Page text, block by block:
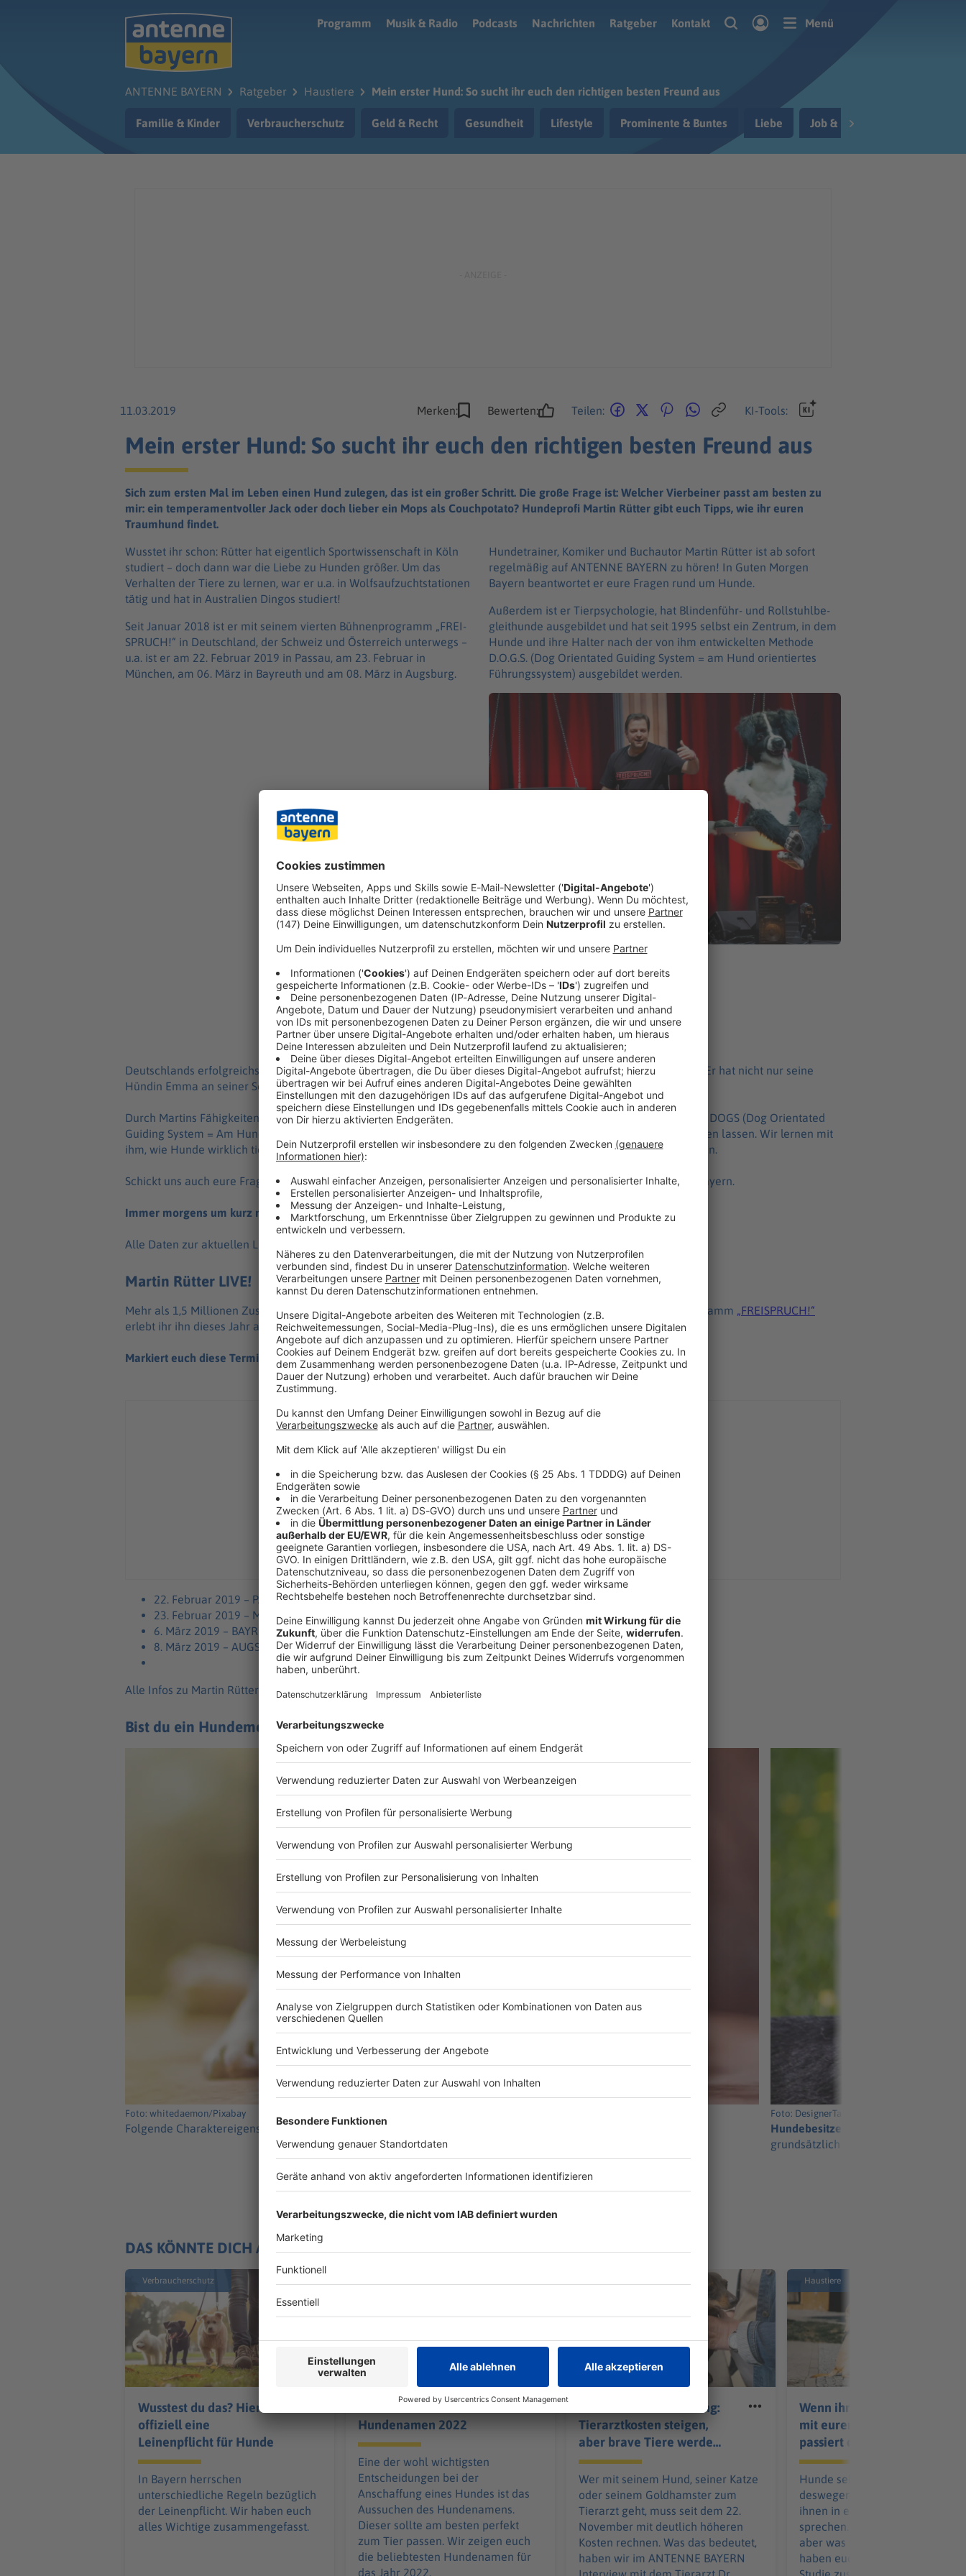
Programm
Musik & Radio Podcasts Nachrichten Ratgeber Kontakt Menü
ANTENNE BAYERN Ratgeber Haustiere Mein erster Hund: So sucht ihr euch den richtigen besten Freund aus
Familie & Kinder Verbraucherschutz Geld & Recht Gesundheit Lifestyle Prominente & Buntes Liebe Job & Berufsleben
11.03.2019 Merken: Bewerten: Teilen: KI-Tools:
Mein erster Hund: So sucht ihr euch den richtigen besten Freund aus
Sich zum ersten Mal im Leben einen Hund zulegen, das ist ein großer Schritt. Die große Frage ist: Welcher Vierbeiner passt am besten zu
mir: ein temperamentvoller Jack oder doch lieber ein Mops als Couchpotato? Hundeprofi Martin Rütter gibt euch Tipps, wie ihr euren
Traumhund findet.
Wuss­tet ihr schon: Rütter hat eigent­lich Sport­wis­sen­schaft in Köln
studiert – doch dann war die Liebe zu Hunden größer. Um das
Verhal­ten der Tiere zu lernen, war er u.a. in Wolfs­auf­zucht­sta­ti­o­nen
tätig und hat in Austra­lien Dingos studiert!
Seit Januar 2018 ist er mit seinem vier­ten Bühnen­pro­gramm „FREI­
SPRUCH!“ in Deut­sch­land, der Schweiz und Öster­reich unter­wegs –
u.a. ist er am 22. Februar 2019 in Passau, am 23. Februar in
München, am 06. März in Bayreuth und am 08. März in Augs­burg.
Hunde­trai­ner, Komi­ker und Buch­au­tor Martin Rütter ist ab sofort
regel­mä­ßig auf ANTENNE BAYERN zu hören! In Guten Morgen
Bayern beant­wor­tet er eure Fragen rund um Hunde.
Außer­dem ist er Tierpsy­cho­lo­gie, hat Blin­den­führ- und Roll­stuhl­be­
gleit­hunde ausge­bil­det und hat seit 1995 selbst ein Zentrum, in dem
Hunde und ihre Halter nach der von ihm entwi­ckel­ten Methode
D.O.G.S. (Dog Orien­ta­ted Guiding System = am Hund orien­tier­tes
Führungs­sys­tem) ausge­bil­det werden.
Foto-Credit: Guido Engels
Wie kann ich meinem Hund beibrin­gen, mehrere Stun­den allein zu sein?
Können Hunde riechen, dass ich Angst vor ihnen habe?
Was mache ich, damit mein Hund nicht bei jedem Türklin­geln ausflippt?
Deut­sch­lands erfolg­reichs­ter Hunde­profi Martin Rütter verrät es euch und uns ab sofort inGuten Morgen Bayern
. Er hat nicht nur seine
Hündin Emma an seiner Seite, sondern versteht alle Vier­bei­ner wie kaum ein ande­rer.
Durch Martins Fähig­kei­ten in der Tierpsy­cho­lo­gie, beim Hunde­trai­ning und mit der von ihm entwi­ckel­ten Methode DOGS (Dog Orien­ta­ted
Guiding System = Am Hund orien­tier­tes Führungs­sys­tem) sorgt er dafür, dass wir uns vom Hunde­blick nicht einlul­len lassen. Wir lernen mit
ihm, wie Hunde wirk­lich ticken. Egal, ob wir selbst einen haben oder nur ab und an mit ihnen in Berüh­rung kommen.
Schickt uns auch eure Fragen rund um den Hund – und seine Antwor­ten hört ihr dann exklu­siv in Guten Morgen Bayern.
Immer morgens um kurz nach 6 Uhr auf ANTENNE BAYERN!
Alle Daten zur aktu­el­len Live-Tour „FREI­SPRUCH“ findet ihr unten.
Martin Rütter LIVE!
Mehr als 1,5 Milli­o­nen Zuschauer haben seine Live-Shows schon gese­hen. Und mit seinem aktu­el­len Bühnen­pro­gramm „FREI­SPRUCH!“
erlebt ihr ihn dieses Jahr auch bei uns in Bayern.
Markiert euch diese Termine:
22. Februar 2019 – PASSAU, Drei­län­der­halle
23. Februar 2019 – MÜNCHEN, Olym­pia­halle
6. März 2019 – BAYREUTH, Ober­fran­ken­halle
8. März 2019 – AUGS­BURG, Schwa­ben­halle
Alle Infos zu Martin Rütters Live-Termi­nen und Tickets gibt’s aufMartins Home­page
Bist du ein Hundemensch?
Foto: whitedaemon/Pixabay
Folgende Charaktereigenschaften lassen darauf schließen, dass ihr Hundemenschen seid...
Foto: DesignerTalk/Pixabay
Hundebesitzer sind meist
grundsätzlich gesellig.
1/5
DAS KÖNNTE DICH AUCH INTERESSIEREN
Verbraucherschutz
Wusstest du das? Hier ist
offiziell eine
Leinenpflicht für Hunde
In Bayern herrschen
unterschiedliche Regeln bezüglich
der Leinenpflicht. Wir haben euch
alles Wichtige zusammengefasst.
Das sind die beliebtesten
Hundenamen 2022
Eine der wohl wichtigsten
Entscheidungen bei der
Anschaffung eines Hundes ist das
Aussuchen des Hundenamens.
Dieser sollte am besten perfekt
zum Tier passen. Wir zeigen euch
die beliebtesten Hundenamen für
das Jahr 2022.
Neue Gebührenordnung:
Tierarztkosten steigen,
aber brave Tiere werden
günstiger
Wer mit seinem Hund, seiner Katze
oder seinem Goldhamster zum
Tierarzt geht, muss seit dem 22.
November mit deutlich höheren
Kosten rechnen. Was das bedeutet,
haben wir im ANTENNE BAYERN
Haustiere
Wenn ihr in Babystimme
mit eurem Hund redet,
passiert das!
Hunde sehen süß aus und
deswegen neigen viele dazu,
ihnen in einer Babysprache zu
sprechen. Tatsächlich macht das
aber was mit dem Vierbeiner.
haben euch die Ergebnisse